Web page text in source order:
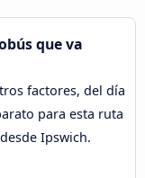
que va
factores, del día
para esta ruta
Ipswich.